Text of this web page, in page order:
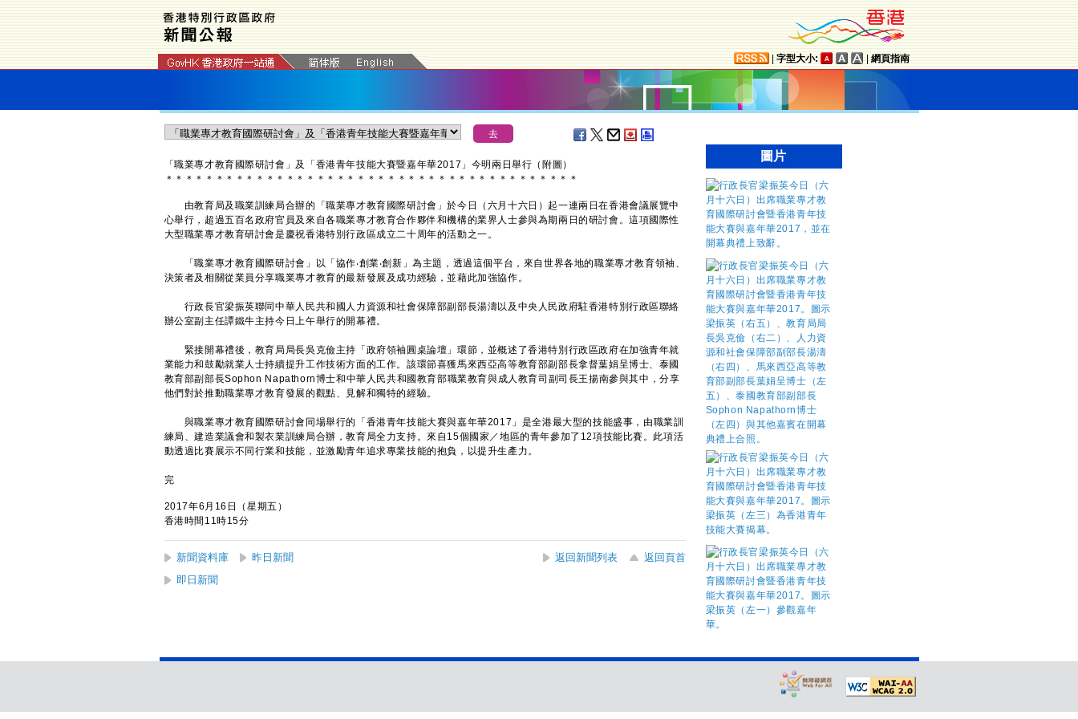
字型大小: 網頁指南
「職業專才教育國際研討會」及「香港青年技能大賽暨嘉年華2017」今明兩日舉行（附圖）
＊ ＊ ＊ ＊ ＊ ＊ ＊ ＊ ＊ ＊ ＊ ＊ ＊ ＊ ＊ ＊ ＊ ＊ ＊ ＊ ＊ ＊ ＊ ＊ ＊ ＊ ＊ ＊ ＊ ＊ ＊ ＊ ＊ ＊ ＊ ＊ ＊ ＊ ＊ ＊ ＊
由教育局及職業訓練局合辦的「職業專才教育國際研討會」於今日（六月十六日）起一連兩日在香港會議展覽中
心舉行，超過五百名政府官員及來自各職業專才教育合作夥伴和機構的業界人士參與為期兩日的研討會。這項國際性
大型職業專才教育研討會是慶祝香港特別行政區成立二十周年的活動之一。
「職業專才教育國際研討會」以「協作‧創業‧創新」為主題，透過這個平台，來自世界各地的職業專才教育領袖、
決策者及相關從業員分享職業專才教育的最新發展及成功經驗，並藉此加強協作。
行政長官梁振英聯同中華人民共和國人力資源和社會保障部副部長湯濤以及中央人民政府駐香港特別行政區聯絡
辦公室副主任譚鐵牛主持今日上午舉行的開幕禮。
緊接開幕禮後，教育局局長吳克儉主持「政府領袖圓桌論壇」環節，並概述了香港特別行政區政府在加強青年就
業能力和鼓勵就業人士持續提升工作技術方面的工作。該環節喜獲馬來西亞高等教育部副部長拿督葉娟呈博士、泰國
教育部副部長Sophon Napathorn博士和中華人民共和國教育部職業教育與成人教育司副司長王揚南參與其中，分享
他們對於推動職業專才教育發展的觀點、見解和獨特的經驗。
與職業專才教育國際研討會同場舉行的「香港青年技能大賽與嘉年華2017」是全港最大型的技能盛事，由職業訓
練局、建造業議會和製衣業訓練局合辦，教育局全力支持。來自15個國家／地區的青年參加了12項技能比賽。此項活
動透過比賽展示不同行業和技能，並激勵青年追求專業技能的抱負，以提升生產力。
完
2017年6月16日（星期五）
香港時間11時15分
新聞資料庫 昨日新聞 返回新聞列表
返回頁首
即日新聞
圖片